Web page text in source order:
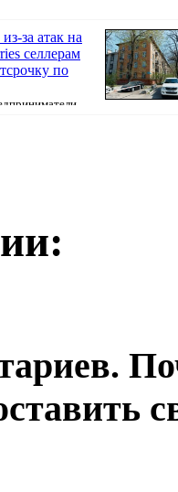
за атак на
селлерам
по